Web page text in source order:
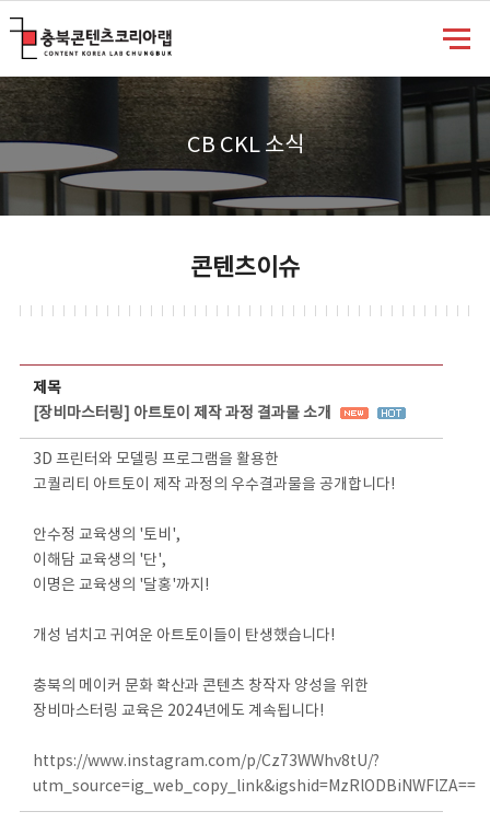
CB CKL 소식
콘텐츠이슈
제목
[장비마스터링] 아트토이 제작 과정 결과물 소개
3D 프린터와 모델링 프로그램을 활용한
고퀄리티 아트토이 제작 과정의 우수결과물을 공개합니다!
안수정 교육생의 '토비',
이해담 교육생의 '단',
이명은 교육생의 '달홍'까지!
개성 넘치고 귀여운 아트토이들이 탄생했습니다!
충북의 메이커 문화 확산과 콘텐츠 창작자 양성을 위한
장비마스터링 교육은 2024년에도 계속됩니다!
https://www.instagram.com/p/Cz73WWhv8tU/?
utm_source=ig_web_copy_link&igshid=MzRlODBiNWFlZA==